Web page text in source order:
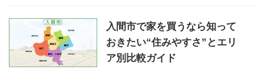
入間市で家を買うなら知って
おきたい“住みやすさ”とエリ
ア別比較ガイド